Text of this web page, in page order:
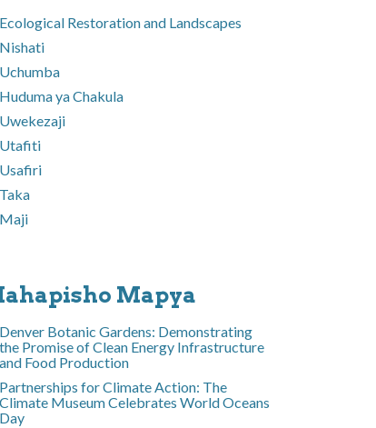
Ecological Restoration and Landscapes
Nishati
Uchumba
Huduma ya Chakula
Uwekezaji
Utafiti
Usafiri
Taka
Maji
Mapya
Denver Botanic Gardens: Demonstrating
the Promise of Clean Energy Infrastructure
and Food Production
Partnerships for Climate Action: The
Climate Museum Celebrates World Oceans
Day